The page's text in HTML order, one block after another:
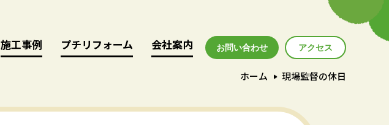
施工事例
施工事例 プチリフォーム
プチリフォーム 会社案内
会社案内 お問い合わせ アクセス
アクセス
ホーム 現場監督の休日